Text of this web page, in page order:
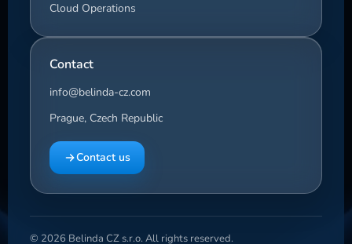
Cloud Operations
Contact
info@belinda-cz.com
Prague, Czech Republic
Contact us
© 2026 Belinda CZ s.r.o. All rights reserved.